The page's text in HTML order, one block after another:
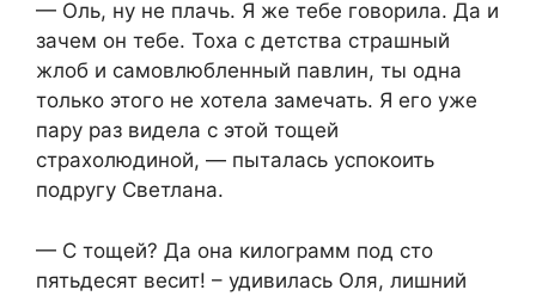
— Оль, ну не плачь. Я же тебе говорила. Да и
зачем он тебе. Тоха с детства страшный
жлоб и самовлюбленный павлин, ты одна
только этого не хотела замечать. Я его уже
пару раз видела с этой тощей
страхолюдиной, — пыталась успокоить
подругу Светлана.
— С тощей? Да она килограмм под сто
пятьдесят весит! – удивилась Оля, лишний